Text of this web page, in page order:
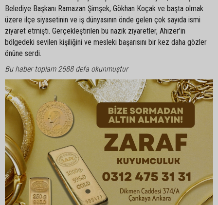
Belediye Başkanı Ramazan Şimşek, Gökhan Koçak ve başta olmak
üzere ilçe siyasetinin ve iş dünyasının önde gelen çok sayıda ismi
ziyaret etmişti. Gerçekleştirilen bu nazik ziyaretler, Ahizer’in
bölgedeki sevilen kişiliğini ve mesleki başarısını bir kez daha gözler
önüne serdi.
Bu haber toplam 2688 defa okunmuştur